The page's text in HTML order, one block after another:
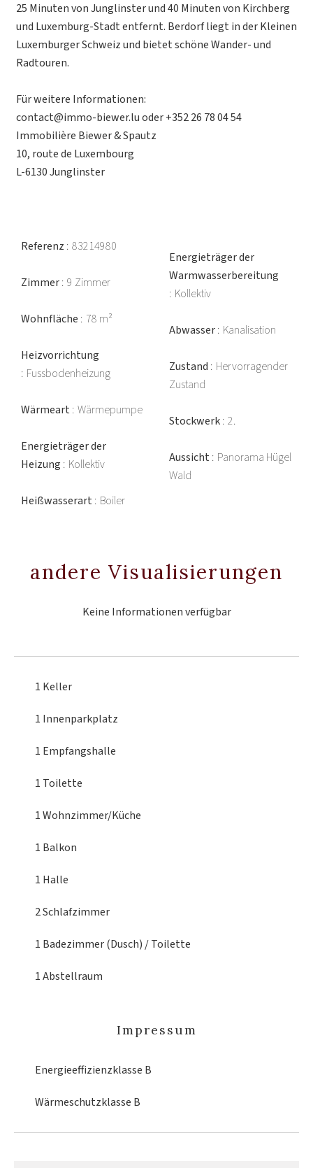
25 Minuten von Junglinster und 40 Minuten von Kirchberg
und Luxemburg-Stadt entfernt. Berdorf liegt in der Kleinen
Luxemburger Schweiz und bietet schöne Wander- und
Radtouren.
Für weitere Informationen:
contact@immo-biewer.lu oder +352 26 78 04 54
Immobilière Biewer & Spautz
10, route de Luxembourg
L-6130 Junglinster
Referenz 83214980
Zimmer 9 Zimmer
Wohnfläche 78 m²
Heizvorrichtung
Fussbodenheizung
Wärmeart Wärmepumpe
Energieträger der
Heizung Kollektiv
Heißwasserart Boiler
Energieträger der
Warmwasserbereitung
Kollektiv
Abwasser Kanalisation
Zustand Hervorragender
Zustand
Stockwerk 2.
Aussicht Panorama Hügel
Wald
andere Visualisierungen
Keine Informationen verfügbar
1 Keller
1 Innenparkplatz
1 Empfangshalle
1 Toilette
1 Wohnzimmer/Küche
1 Balkon
1 Halle
2 Schlafzimmer
1 Badezimmer (Dusch) / Toilette
1 Abstellraum
Impressum
Energieeffizienzklasse B
Wärmeschutzklasse B